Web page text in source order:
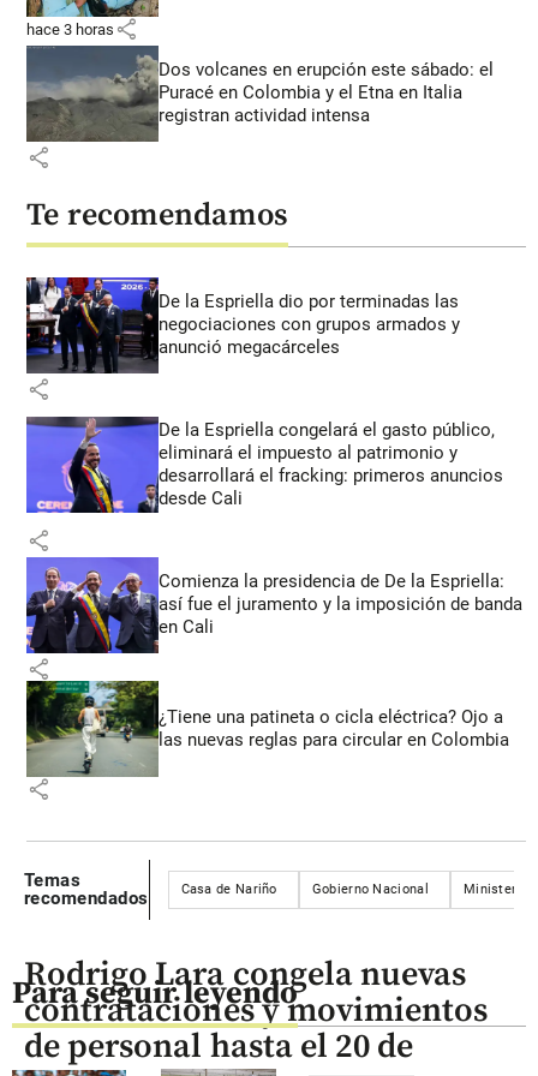
hace 3 horas share
Dos volcanes en erupción este sábado: el
Puracé en Colombia y el Etna en Italia
registran actividad intensa
share
Te recomendamos
De la Espriella dio por terminadas las
negociaciones con grupos armados y
anunció megacárceles
share
De la Espriella congelará el gasto público,
eliminará el impuesto al patrimonio y
desarrollará el fracking: primeros anuncios
desde Cali
share
Comienza la presidencia de De la Espriella:
así fue el juramento y la imposición de banda
en Cali
share
¿Tiene una patineta o cicla eléctrica? Ojo a
las nuevas reglas para circular en Colombia
share
Temas
recomendados
Casa de Nariño Gobierno Nacional Ministerios
Para seguir leyendo
Rodrigo Lara congela nuevas
contrataciones y movimientos
de personal hasta el 20 de